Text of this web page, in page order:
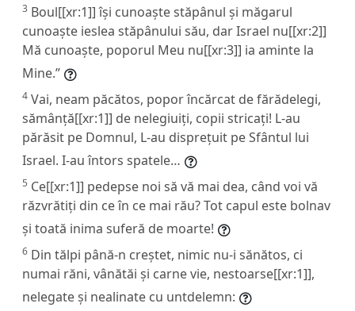
3 Boul[[xr:1]] își cunoaște stăpânul și măgarul
cunoaște ieslea stăpânului său, dar Israel nu[[xr:2]]
Mă cunoaște, poporul Meu nu[[xr:3]] ia aminte la
Mine.”
4 Vai, neam păcătos, popor încărcat de fărădelegi,
sămânță[[xr:1]] de nelegiuiți, copii stricați! L-au
părăsit pe Domnul, L-au disprețuit pe Sfântul lui
Israel. I-au întors spatele…
5 Ce[[xr:1]] pedepse noi să vă mai dea, când voi vă
răzvrătiți din ce în ce mai rău? Tot capul este bolnav
și toată inima suferă de moarte!
6 Din tălpi până-n creștet, nimic nu-i sănătos, ci
numai răni, vânătăi și carne vie, nestoarse[[xr:1]],
nelegate și nealinate cu untdelemn: